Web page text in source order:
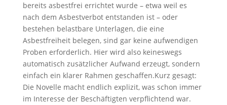
bereits asbestfrei errichtet wurde – etwa weil es
nach dem Asbestverbot entstanden ist – oder
bestehen belastbare Unterlagen, die eine
Asbestfreiheit belegen, sind gar keine aufwendigen
Proben erforderlich. Hier wird also keineswegs
automatisch zusätzlicher Aufwand erzeugt, sondern
einfach ein klarer Rahmen geschaffen.Kurz gesagt:
Die Novelle macht endlich explizit, was schon immer
im Interesse der Beschäftigten verpflichtend war.